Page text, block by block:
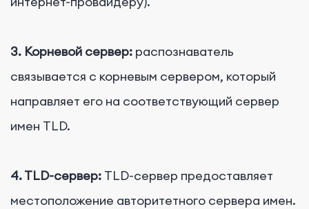
3. Корневой сервер: распознаватель
связывается с корневым сервером, который
направляет его на соответствующий сервер
имен TLD.
4. TLD-сервер: TLD-сервер предоставляет
местоположение авторитетного сервера имен.